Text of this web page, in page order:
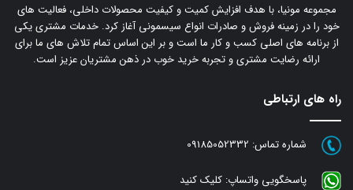
مجموعه مونیا، با هدف افزایش کمیت و کیفیت محصولات داخلی، فعالیت های
خود را در زمینه فروش و صادرات انواع سیسمونی آغاز کرد. خدمات مشتری یکی
از برنامه های اصلی کسب و کار ما است و بر این اساس تمام تلاش های ما برای
ارائه رضایت مشتری و تجربه خرید خوب در ذهن مشتریان عزیز است.
راه های ارتباطی
شماره تماس: 09185052332
پاسخگویی واتساپ: کلیک کنید